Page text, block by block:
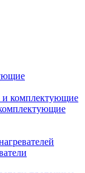
и комплектующие